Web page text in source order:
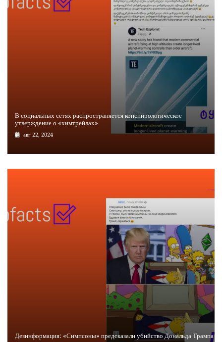
В социальных сетях распространяется конспирологическое
утверждение о «химтрейлах»
авг 22, 2024
Дезинформация: «Симпсоны» предсказали убийство Дональда Трампа